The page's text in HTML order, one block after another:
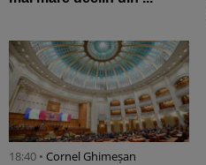
18:40 • Cornel Ghimeșan